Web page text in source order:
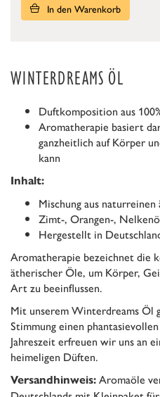
In den Warenkorb
WINTERDREAMS ÖL
Duftkomposition aus
Aromatherapie basiert
ganzheitlich auf Körper
kann
Inhalt:
Mischung aus
Zimt-, Orangen-,
Hergestellt in
Aromatherapie bezeichnet die
ätherischer Öle, um Körper,
Art zu beeinflussen.
Mit unserem Winterdreams Öl
Stimmung einen
Jahreszeit erfreuen wir uns an
heimeligen Düften.
Versandhinweis: Aromaöle